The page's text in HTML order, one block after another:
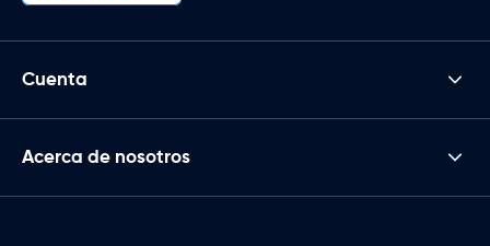
Cuenta
Acerca de nosotros